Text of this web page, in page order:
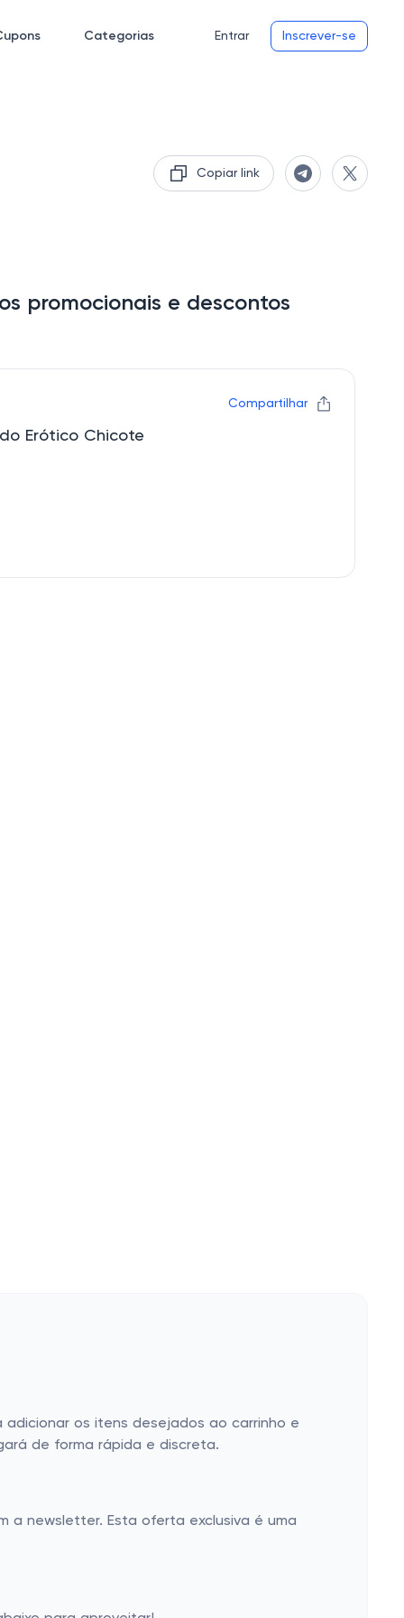
Categorias Entrar Inscrever-se
Copiar link
promocionais e descontos
Compartilhar
Erótico Chicote
os itens desejados ao carrinho e
de forma rápida e discreta.
a newsletter. Esta oferta exclusiva é uma